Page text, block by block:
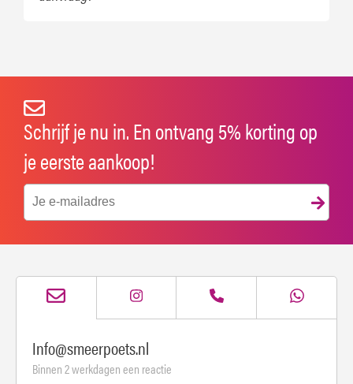
Schrijf je nu in. En ontvang 5% korting op
je eerste aankoop!
Info@smeerpoets.nl
Binnen 2 werkdagen een reactie